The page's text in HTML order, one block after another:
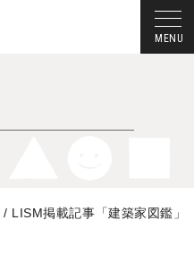
/ LISM掲載記事「建築家図鑑」